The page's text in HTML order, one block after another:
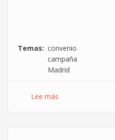
Temas
convenio
campaña
Madrid
Lee más